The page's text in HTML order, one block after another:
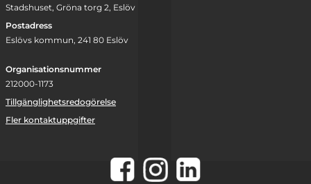
Stadshuset, Gröna torg 2, Eslöv
Postadress
Eslövs kommun, 241 80 Eslöv
Organisationsnummer
212000-1173
Tillgänglighetsredogörelse
Fler kontaktuppgifter
Facebook
Instagram